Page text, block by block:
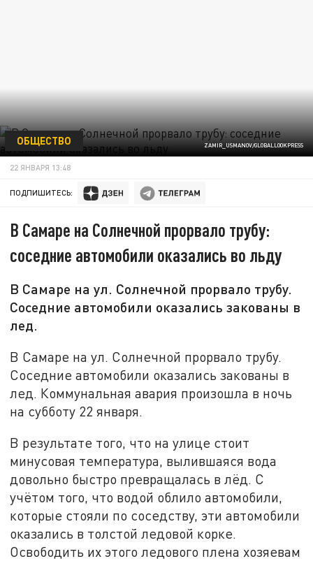
ZAMIR_USMANOV/GLOBALLOOKPRESS
ОБЩЕСТВО
22 ЯНВАРЯ 13:48
ПОДПИШИТЕСЬ:
В Самаре на Солнечной прорвало трубу:
соседние автомобили оказались во льду
В Самаре на ул. Солнечной прорвало трубу.
Соседние автомобили оказались закованы в
лед.
В Самаре на ул. Солнечной прорвало трубу.
Соседние автомобили оказались закованы в
лед. Коммунальная авария произошла в ночь
на субботу 22 января.
В результате того, что на улице стоит
минусовая температура, вылившаяся вода
довольно быстро превращалась в лёд. С
учётом того, что водой облило автомобили,
которые стояли по соседству, эти автомобили
оказались в толстой ледовой корке.
Освободить их этого ледового плена хозяевам